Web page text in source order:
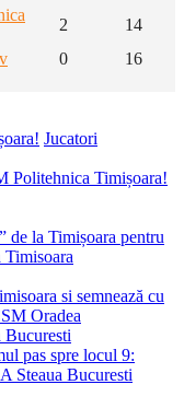
2
14
0
16
Jucatori
Politehnica Timișoara!
de la Timișoara pentru
si semnează cu
Oradea
pas spre locul 9:
Steaua Bucuresti